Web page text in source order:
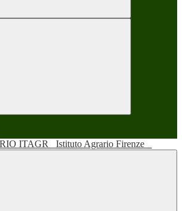
Istituto Agrario Firenze